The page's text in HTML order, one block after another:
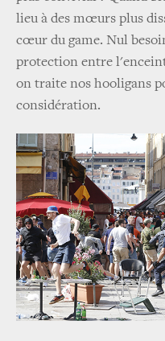
lieu à des mœurs plus
cœur du game. Nul
protection entre
on traite nos hooligans
considération.